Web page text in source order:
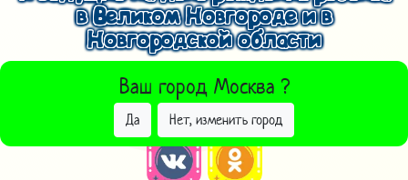
в Великом Новгороде и в
Новгородской области
Ваш город Москва ?
Да Нет, изменить город
ВЫБРАТЬ ДРУГОЙ ГОРОД